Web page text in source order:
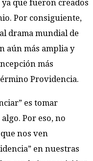
que fueron creados
Por consiguiente,
drama mundial de
aún más amplia y
más
Providencia.
es tomar
Por eso, no
nos ven
en nuestras